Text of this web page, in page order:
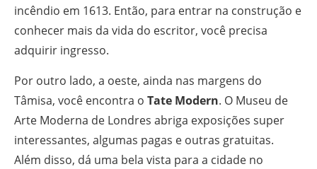
incêndio em 1613. Então, para entrar na construção e
conhecer mais da vida do escritor, você precisa
adquirir ingresso.
Por outro lado, a oeste, ainda nas margens do
Tâmisa, você encontra o Tate Modern. O Museu de
Arte Moderna de Londres abriga exposições super
interessantes, algumas pagas e outras gratuitas.
Além disso, dá uma bela vista para a cidade no